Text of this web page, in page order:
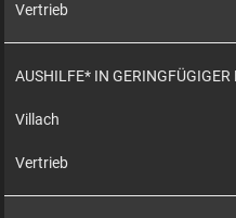
Vertrieb
AUSHILFE* IN GERINGFÜGIGER
Villach
Vertrieb